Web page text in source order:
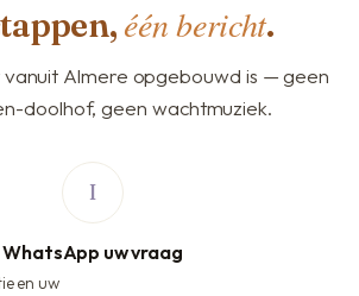
één bericht.
vanuit Almere opgebouwd is — geen
doolhof, geen wachtmuziek.
WhatsApp uw vraag
en uw